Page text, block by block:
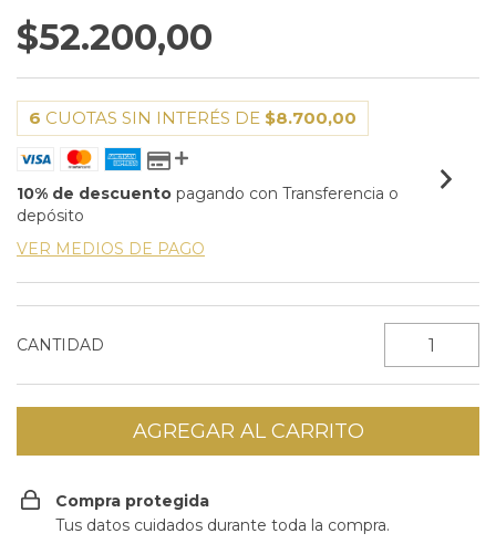
$52.200,00
6 CUOTAS SIN INTERÉS DE $8.700,00
10% de descuento pagando con Transferencia o
depósito
VER MEDIOS DE PAGO
CANTIDAD
Compra protegida
Tus datos cuidados durante toda la compra.